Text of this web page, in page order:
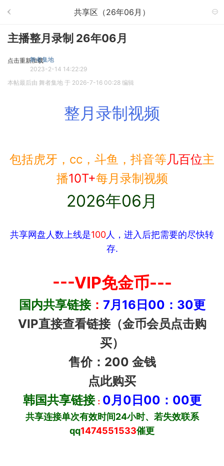
共享区（26年06月）
主播整月录制 26年06月
点击重新加载
舞者集地
2023-2-14 14:22:29
本帖最后由 舞者集地 于 2026-7-16 00:28 编辑
整月录制视频
包括虎牙，cc，斗鱼，抖音等几百位主
播10T+每月录制视频
2026年06月
共享网盘人数上线是100人，进入后把需要的尽快转
存.
---VIP免金币---
国内共享链接： 7月16日00：30更
VIP直接查看链接（金币会员点击购
买）
售价：200 金钱
点此购买
韩国共享链接： 0月0日00：00更
共享连接单次有效时间24小时、若失效联系
qq1474551533催更